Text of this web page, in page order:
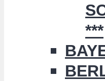
***